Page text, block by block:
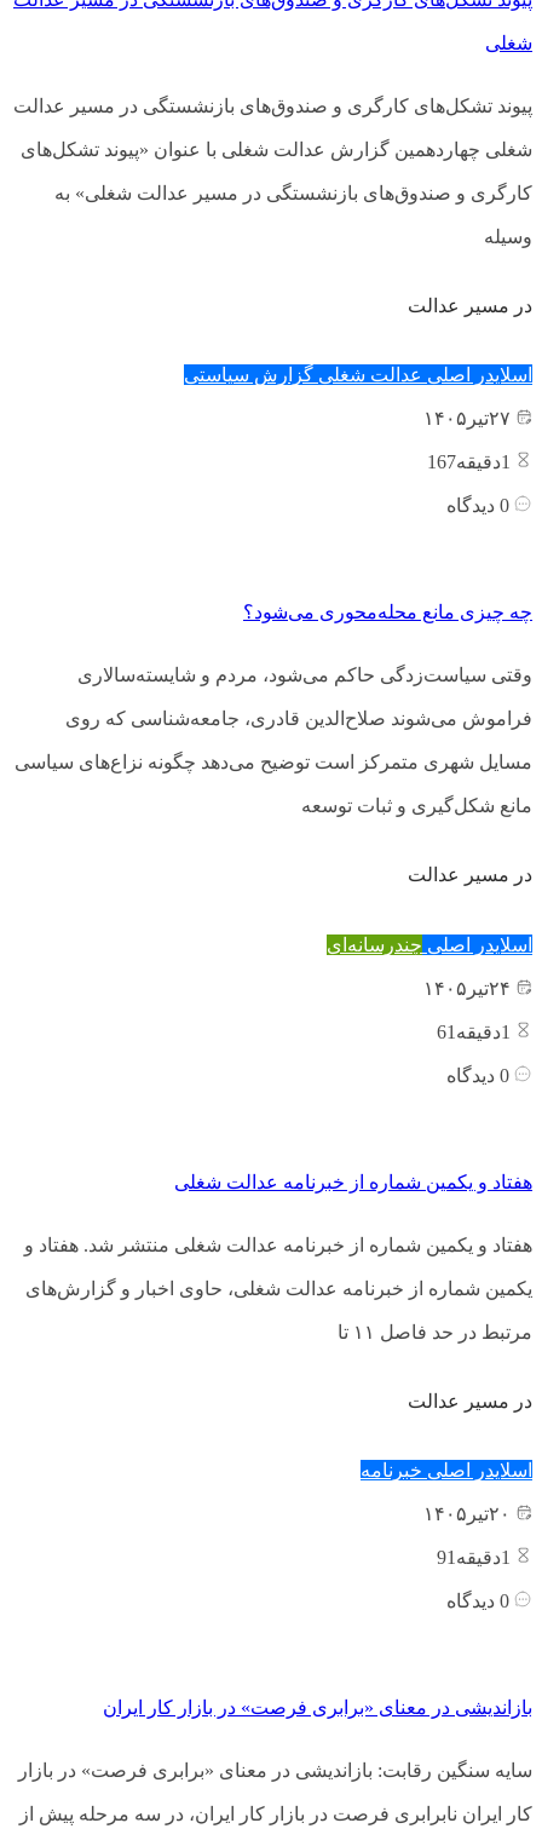
شغلی
پیوند تشکل‌های کارگری و صندوق‌های بازنشستگی در مسیر عدالت
شغلی چهاردهمین گزارش عدالت شغلی با عنوان «پیوند تشکل‌های
کارگری و صندوق‌های بازنشستگی در مسیر عدالت شغلی» به
وسیله
در مسیر عدالت
اسلایدر اصلی عدالت شغلی گزارش سیاستی
تیر ۱۴۰۵
دقیقه167
دیدگاه
چه چیزی مانع محله‌محوری می‌شود؟
وقتی سیاست‌زدگی حاکم می‌شود، مردم و شایسته‌سالاری
فراموش می‌شوند صلاح‌الدین قادری، جامعه‌شناسی که روی
مسایل شهری متمرکز است توضیح می‌دهد چگونه نزاع‌های سیاسی
مانع شکل‌گیری و ثبات توسعه
در مسیر عدالت
اسلایدر اصلی چندرسانه‌ای
تیر ۱۴۰۵
دقیقه61
دیدگاه
هفتاد و یکمین شماره از خبرنامه عدالت شغلی
هفتاد و یکمین شماره از خبرنامه عدالت شغلی منتشر شد. هفتاد و
یکمین شماره از خبرنامه عدالت شغلی، حاوی اخبار و گزارش‌های
مرتبط در حد فاصل ۱۱ تا
در مسیر عدالت
اسلایدر اصلی خبرنامه
تیر ۱۴۰۵
دقیقه91
دیدگاه
بازاندیشی در معنای «برابری فرصت» در بازار کار ایران
سایه سنگین رقابت: بازاندیشی در معنای «برابری فرصت» در بازار
کار ایران نابرابری فرصت در بازار کار ایران، در سه مرحله پیش از